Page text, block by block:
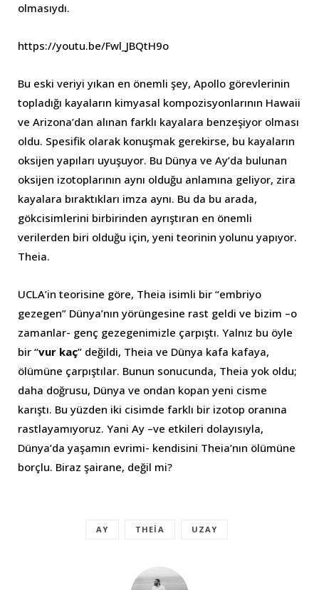
olmasıydı.
https://youtu.be/Fwl_JBQtH9o
Bu eski veriyi yıkan en önemli şey, Apollo görevlerinin
topladığı kayaların kimyasal kompozisyonlarının Hawaii
ve Arizona’dan alınan farklı kayalara benzeşiyor olması
oldu. Spesifik olarak konuşmak gerekirse, bu kayaların
oksijen yapıları uyuşuyor. Bu Dünya ve Ay’da bulunan
oksijen izotoplarının aynı olduğu anlamına geliyor, zira
kayalara bıraktıkları imza aynı. Bu da bu arada,
gökcisimlerini birbirinden ayrıştıran en önemli
verilerden biri olduğu için, yeni teorinin yolunu yapıyor.
Theia.
UCLA’in teorisine göre, Theia isimli bir “embriyo
gezegen” Dünya’nın yörüngesine rast geldi ve bizim –o
zamanlar- genç gezegenimizle çarpıştı. Yalnız bu öyle
bir “vur kaç” değildi, Theia ve Dünya kafa kafaya,
ölümüne çarpıştılar. Bunun sonucunda, Theia yok oldu;
daha doğrusu, Dünya ve ondan kopan yeni cisme
karıştı. Bu yüzden iki cisimde farklı bir izotop oranına
rastlayamıyoruz. Yani Ay –ve etkileri dolayısıyla,
Dünya’da yaşamın evrimi- kendisini Theia’nın ölümüne
borçlu. Biraz şairane, değil mi?
AY THEIA UZAY